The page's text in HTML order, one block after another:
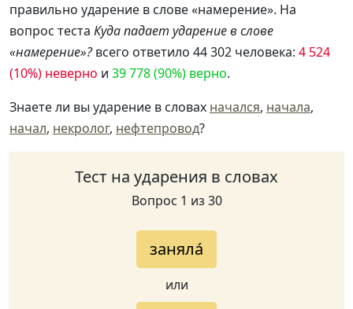
правильно ударение в слове «намерение». На
вопрос теста Куда падает ударение в слове
«намерение»?всего ответило 44 302 человека: 4 524
(10%) неверно и 39 778 (90%) верно.
Знаете ли вы ударение в словах начался, начала,
начал, некролог, нефтепровод?
Тест на ударения в словах
Вопрос 1 из 30
заняла́
или